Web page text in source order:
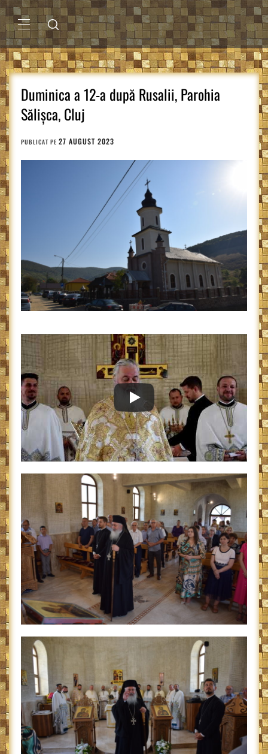
Sari
la
conținutMENIU
PRINCIPAL
Duminica a 12-a după Rusalii, Parohia
Sălișca, Cluj
PUBLICAT PE 27 AUGUST 2023